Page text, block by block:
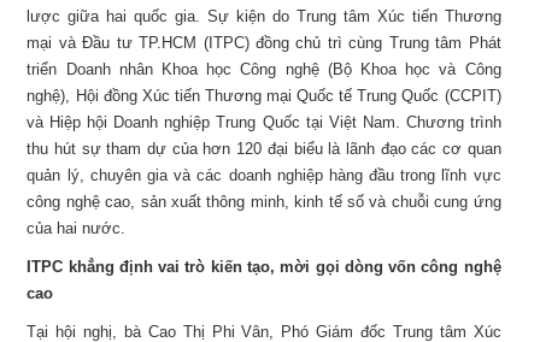
lược giữa hai quốc gia. Sự kiện do Trung tâm Xúc tiến Thương
mại và Đầu tư TP.HCM (ITPC) đồng chủ trì cùng Trung tâm Phát
triển Doanh nhân Khoa học Công nghệ (Bộ Khoa học và Công
nghệ), Hội đồng Xúc tiến Thương mại Quốc tế Trung Quốc (CCPIT)
và Hiệp hội Doanh nghiệp Trung Quốc tại Việt Nam. Chương trình
thu hút sự tham dự của hơn 120 đại biểu là lãnh đạo các cơ quan
quản lý, chuyên gia và các doanh nghiệp hàng đầu trong lĩnh vực
công nghệ cao, sản xuất thông minh, kinh tế số và chuỗi cung ứng
của hai nước.
ITPC khẳng định vai trò kiến tạo, mời gọi dòng vốn công nghệ
cao
Tại hội nghị, bà Cao Thị Phi Vân, Phó Giám đốc Trung tâm Xúc